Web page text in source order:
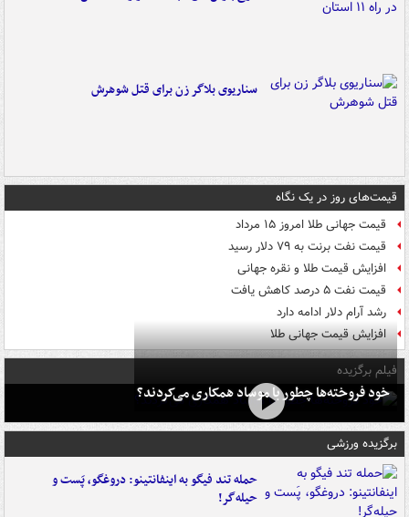
سناریوی بلاگر زن برای قتل شوهرش
قیمت‌های روز در یک نگاه
قیمت جهانی طلا امروز ۱۵ مرداد
قیمت نفت برنت به ۷۹ دلار رسید
افزایش قیمت طلا و نقره جهانی
قیمت نفت ۵ درصد کاهش یافت
رشد آرام دلار ادامه دارد
افزایش قیمت جهانی طلا
فیلم برگزیده
خود فروخته‌ها چطور با موساد همکاری می‌کردند؟
برگزیده ورزشی
حمله تند فیگو به اینفانتینو: دروغگو، پَست‌ و
حیله‌گر!